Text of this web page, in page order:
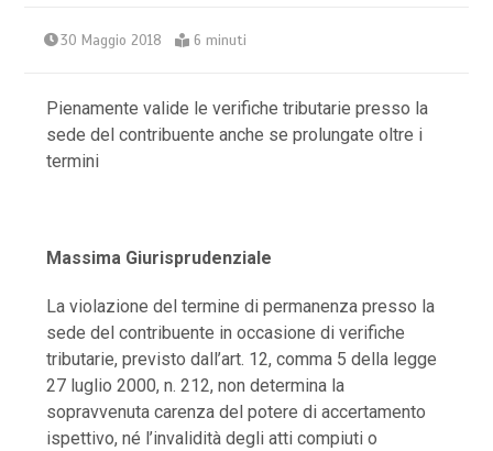
30 Maggio 2018 6 minuti
Pienamente valide le verifiche tributarie presso la
sede del contribuente anche se prolungate oltre i
termini
Massima Giurisprudenziale
La violazione del termine di permanenza presso la
sede del contribuente in occasione di verifiche
tributarie, previsto dall’art. 12, comma 5 della legge
27 luglio 2000, n. 212, non determina la
sopravvenuta carenza del potere di accertamento
ispettivo, né l’invalidità degli atti compiuti o